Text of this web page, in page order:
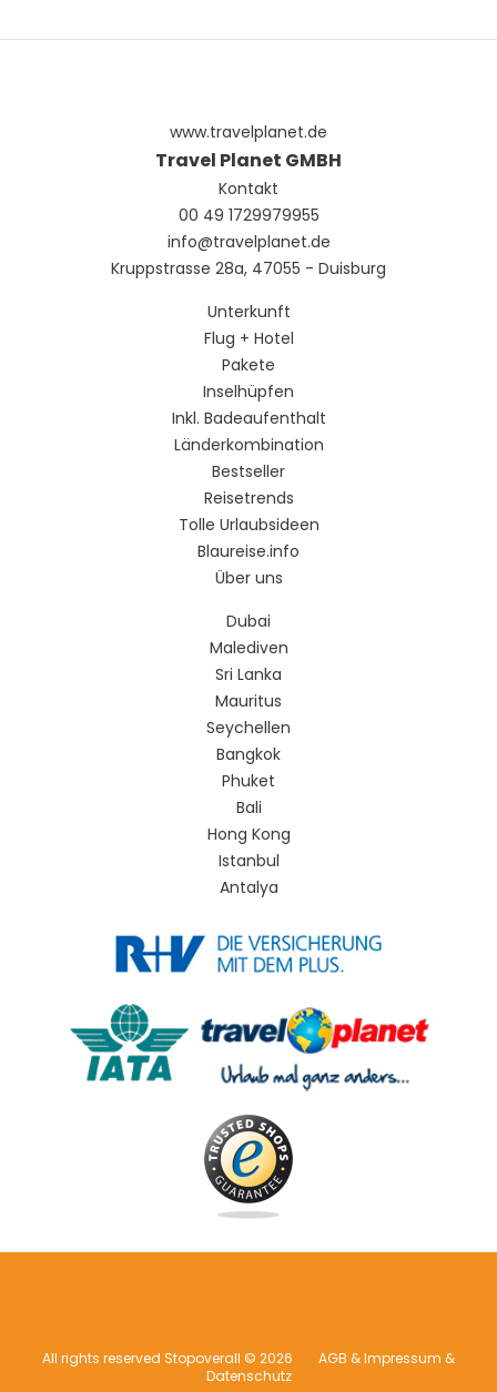
Kabel, ein Businesscenter und kostenlose Zeitungen in der
Lobby. Für Veranstaltungen stehen folgende
Einrichtungen zur Verfügung: ein Konferenzzentrum und
ein Tagungsraum. Der Flughafentransfer (rund um die
Uhr) ist kostenpflichtig; außerdem gibt es vor Ort
Folgendes: Parkservice (kostenlos).
www.travelplanet.de
Travel Planet GMBH
Kontakt
00 49 1729979955
info@travelplanet.de
Kruppstrasse 28a, 47055 - Duisburg
Unterkunft
Flug + Hotel
Pakete
Inselhüpfen
Inkl. Badeaufenthalt
Länderkombination
Bestseller
Reisetrends
Tolle Urlaubsideen
Blaureise.info
Über uns
Dubai
Malediven
Sri Lanka
Mauritus
Seychellen
Bangkok
Phuket
Bali
Hong Kong
Istanbul
Antalya
All rights reserved Stopoverall © 2026
AGB & Impressum &
Datenschutz